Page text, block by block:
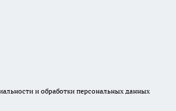
и обработки персональных данных